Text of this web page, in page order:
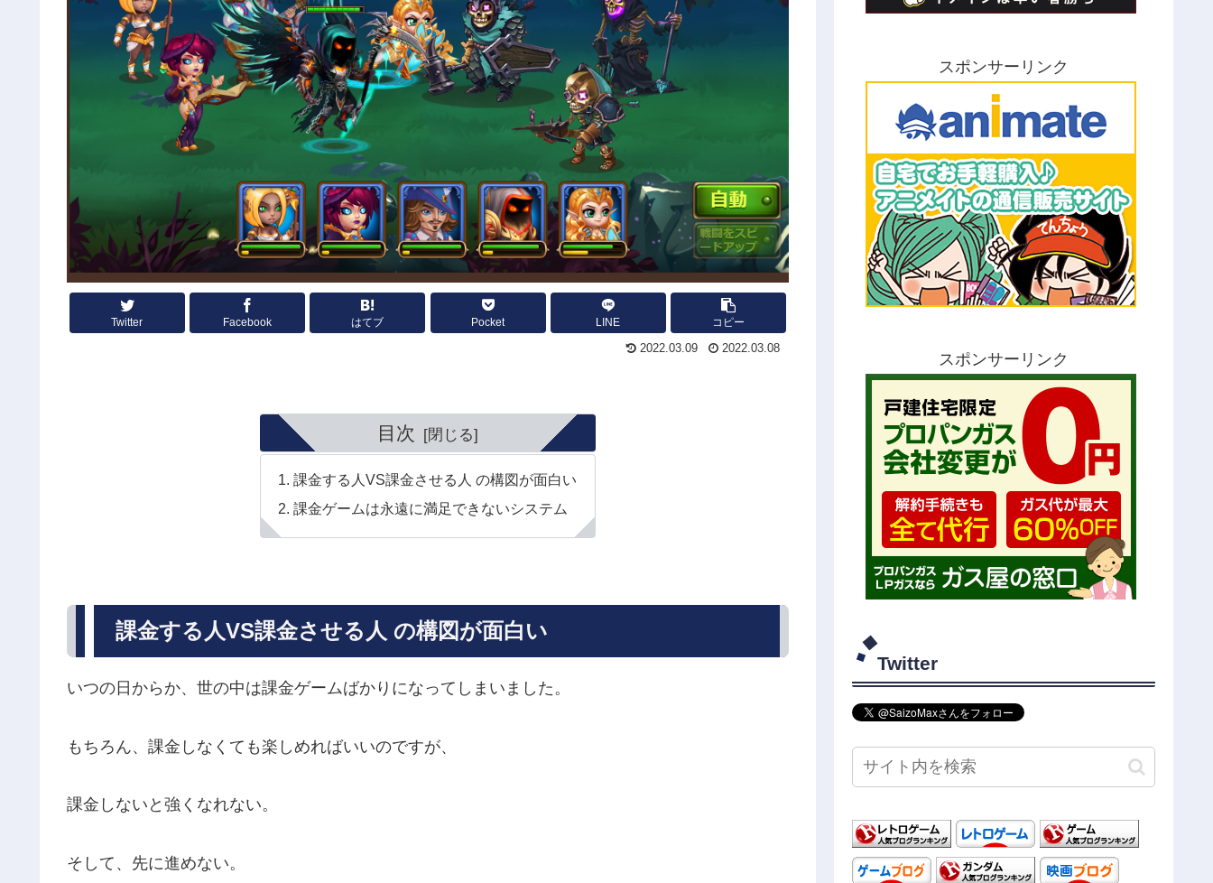
Twitter Facebook はてブ Pocket LINE コピー
2022.03.09 2022.03.08
目次
課金する人VS課金させる人 の構図が面白い
課金ゲームは永遠に満足できないシステム
課金する人VS課金させる人 の構図が面白い
いつの日からか、世の中は課金ゲームばかりになってしまいました。
もちろん、課金しなくても楽しめればいいのですが、
課金しないと強くなれない。
そして、先に進めない。
スポンサーリンク
スポンサーリンク
Twitter